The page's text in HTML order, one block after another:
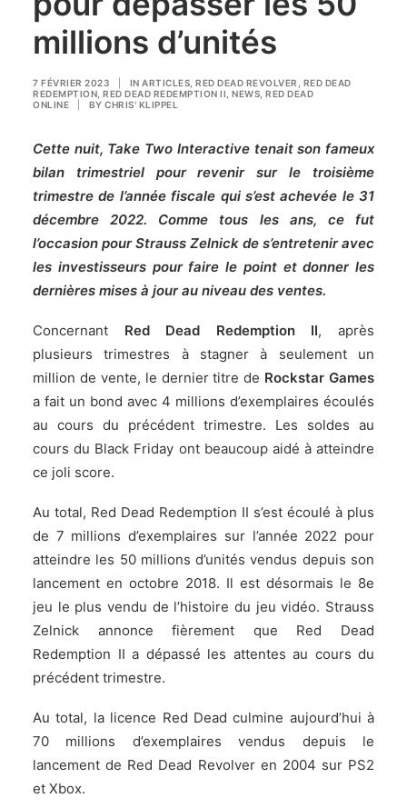
millions d’unités
7 FÉVRIER 2023 IN ARTICLES RED DEAD REVOLVER
RED DEAD
REDEMPTION RED DEAD REDEMPTION II NEWS RED DEAD
ONLINE
BY CHRIS' KLIPPEL
Cette nuit, Take Two Interactive tenait son fameux
bilan trimestriel pour revenir sur le troisième
trimestre de l’année fiscale qui s’est achevée le 31
décembre 2022. Comme tous les ans, ce fut
l’occasion pour Strauss Zelnick de s’entretenir avec
les investisseurs pour faire le point et donner les
dernières mises à jour au niveau des ventes.
Concernant Red Dead Redemption II, après
plusieurs trimestres à stagner à seulement un
million de vente, le dernier titre de Rockstar Games
a fait un bond avec 4 millions d’exemplaires écoulés
au cours du précédent trimestre. Les soldes au
cours du Black Friday ont beaucoup aidé à atteindre
ce joli score.
Au total, Red Dead Redemption II s’est écoulé à plus
de 7 millions d’exemplaires sur l’année 2022 pour
atteindre les 50 millions d’unités vendus depuis son
lancement en octobre 2018. Il est désormais le 8e
jeu le plus vendu de l’histoire du jeu vidéo. Strauss
Zelnick annonce fièrement que Red Dead
Redemption II a dépassé les attentes au cours du
précédent trimestre.
Au total, la licence Red Dead culmine aujourd’hui à
70 millions d’exemplaires vendus depuis le
lancement de Red Dead Revolver en 2004 sur PS2
et Xbox.